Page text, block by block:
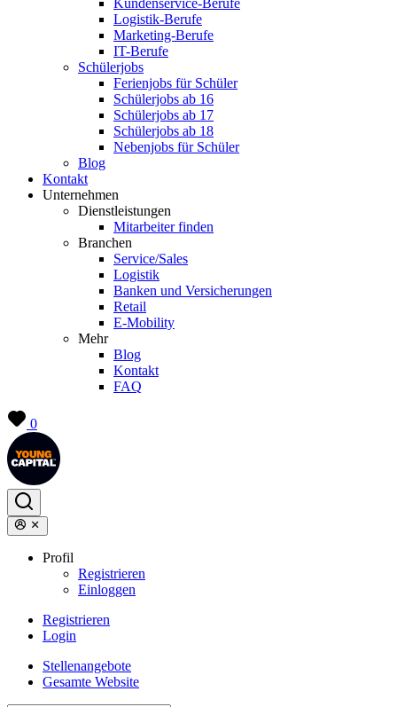
Kundenservice-Berufe
Logistik-Berufe
Marketing-Berufe
IT-Berufe
Schülerjobs
Ferienjobs für Schüler
Schülerjobs ab 16
Schülerjobs ab 17
Schülerjobs ab 18
Nebenjobs für Schüler
Blog
Kontakt
Unternehmen
Dienstleistungen
Mitarbeiter finden
Branchen
Service/Sales
Logistik
Banken und Versicherungen
Retail
E-Mobility
Mehr
Blog
Kontakt
FAQ
0
Profil
Registrieren
Einloggen
Registrieren
Login
Stellenangebote
Gesamte Website